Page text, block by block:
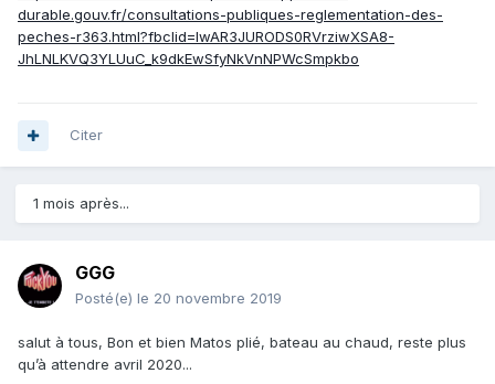
durable.gouv.fr/consultations-publiques-reglementation-des-
peches-r363.html?fbclid=IwAR3JURODS0RVrziwXSA8-
JhLNLKVQ3YLUuC_k9dkEwSfyNkVnNPWcSmpkbo
Citer
1 mois après...
GGG
Posté(e) le 20 novembre 2019
salut à tous, Bon et bien Matos plié, bateau au chaud, reste plus
qu’à attendre avril 2020...